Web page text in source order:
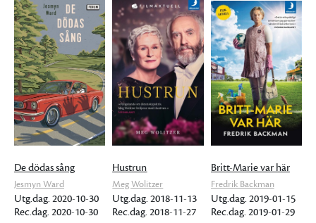
De dödas sång
Jesmyn Ward
Utg.dag. 2020-10-30
Rec.dag. 2020-10-30
Hustrun
Meg Wolitzer
Utg.dag. 2018-11-13
Rec.dag. 2018-11-27
Britt-Marie var här
Fredrik Backman
Utg.dag. 2019-01-15
Rec.dag. 2019-01-29